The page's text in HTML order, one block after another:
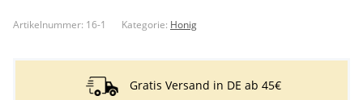
Artikelnummer: 16-1 Kategorie: Honig
Gratis Versand in DE ab 45€